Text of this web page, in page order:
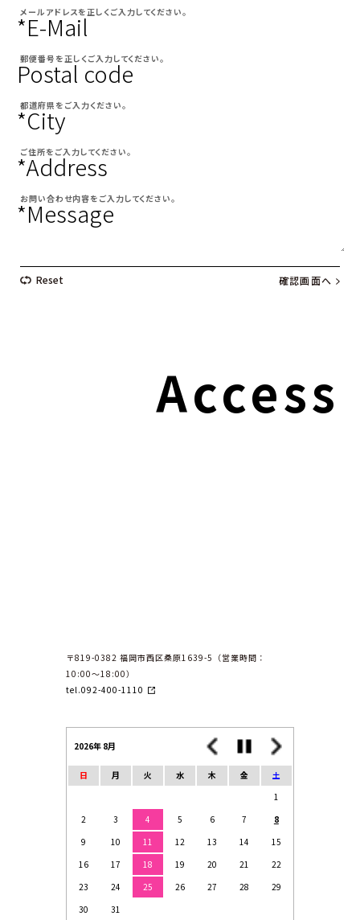
メールアドレスを正しくご入力してください。
*E-Mail
郵便番号を正しくご入力してください。
Postal code
都道府県をご入力ください。
*City
ご住所をご入力してください。
*Address
お問い合わせ内容をご入力してください。
*Message
Access
〒819-0382 福岡市西区桑原1639-5（営業時間：
10:00〜18:00）
tel.092-400-1110
2026年 8月
日 月 火 水 木 金
土
1
2
3 4 5 6 7
8
9
10 11 12 13 14
15
16
17 18 19 20 21
22
23
24 25 26 27 28
29
30
31